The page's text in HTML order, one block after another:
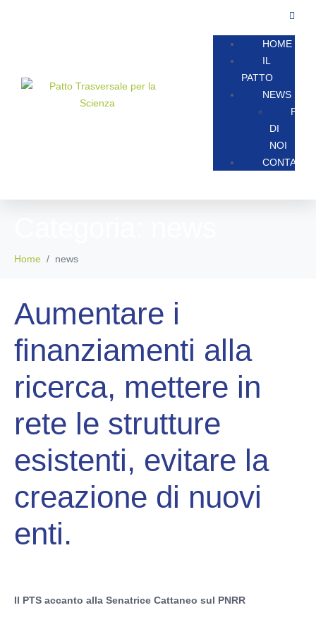
HOME
IL
PATTO
NEWS
DI
NOI
Home news
Aumentare i
finanziamenti alla
ricerca, mettere in
rete le strutture
esistenti, evitare la
creazione di nuovi
enti.
Il PTS accanto alla Senatrice Cattaneo sul PNRR